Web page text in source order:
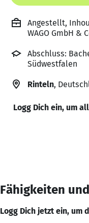
Angestellt,
WAGO GmbH &
Abschluss:
Südwestfalen
Rinteln,
Logg Dich ein, um
Fähigkeiten
Logg Dich jetzt ein, um